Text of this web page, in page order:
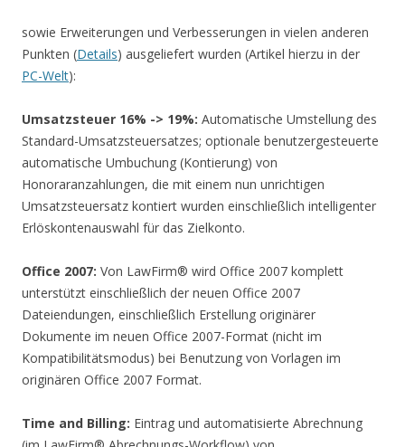
sowie Erweiterungen und Verbesserungen in vielen anderen
Punkten (Details) ausgeliefert wurden (Artikel hierzu in der
PC-Welt):
Umsatzsteuer 16% -> 19%: Automatische Umstellung des
Standard-Umsatzsteuersatzes; optionale benutzergesteuerte
automatische Umbuchung (Kontierung) von
Honoraranzahlungen, die mit einem nun unrichtigen
Umsatzsteuersatz kontiert wurden einschließlich intelligenter
Erlöskontenauswahl für das Zielkonto.
Office 2007: Von LawFirm® wird Office 2007 komplett
unterstützt einschließlich der neuen Office 2007
Dateiendungen, einschließlich Erstellung originärer
Dokumente im neuen Office 2007-Format (nicht im
Kompatibilitätsmodus) bei Benutzung von Vorlagen im
originären Office 2007 Format.
Time and Billing: Eintrag und automatisierte Abrechnung